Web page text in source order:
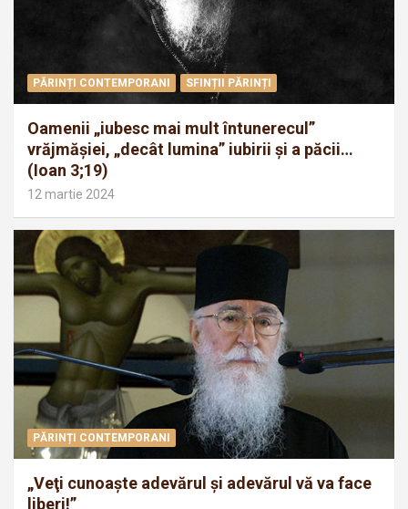
PĂRINȚI CONTEMPORANI SFINȚII PĂRINȚI
Oamenii „iubesc mai mult întunerecul”
vrăjmăşiei, „decât lumina” iubirii şi a păcii…
(Ioan 3;19)
12 martie 2024
PĂRINȚI CONTEMPORANI
„Veţi cunoaşte adevărul şi adevărul vă va face
liberi!”